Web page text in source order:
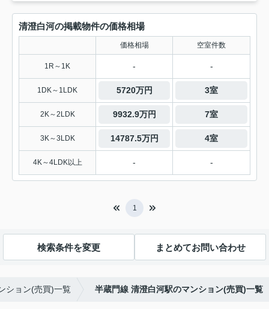
清澄白河の掲載物件の価格相場
価格相場 空室件数
1R～1K - -
1DK～1LDK 5720万円 3室
2K～2LDK 9932.9万円 7室
3K～3LDK 14787.5万円 4室
4K～4LDK以上 - -
1
検索条件を変更 まとめてお問い合わせ
ション(売買)一覧 半蔵門線 清澄白河駅のマンション(売買)一覧